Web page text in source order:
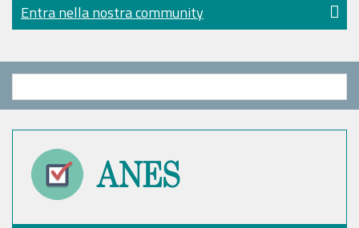
Entra nella nostra community